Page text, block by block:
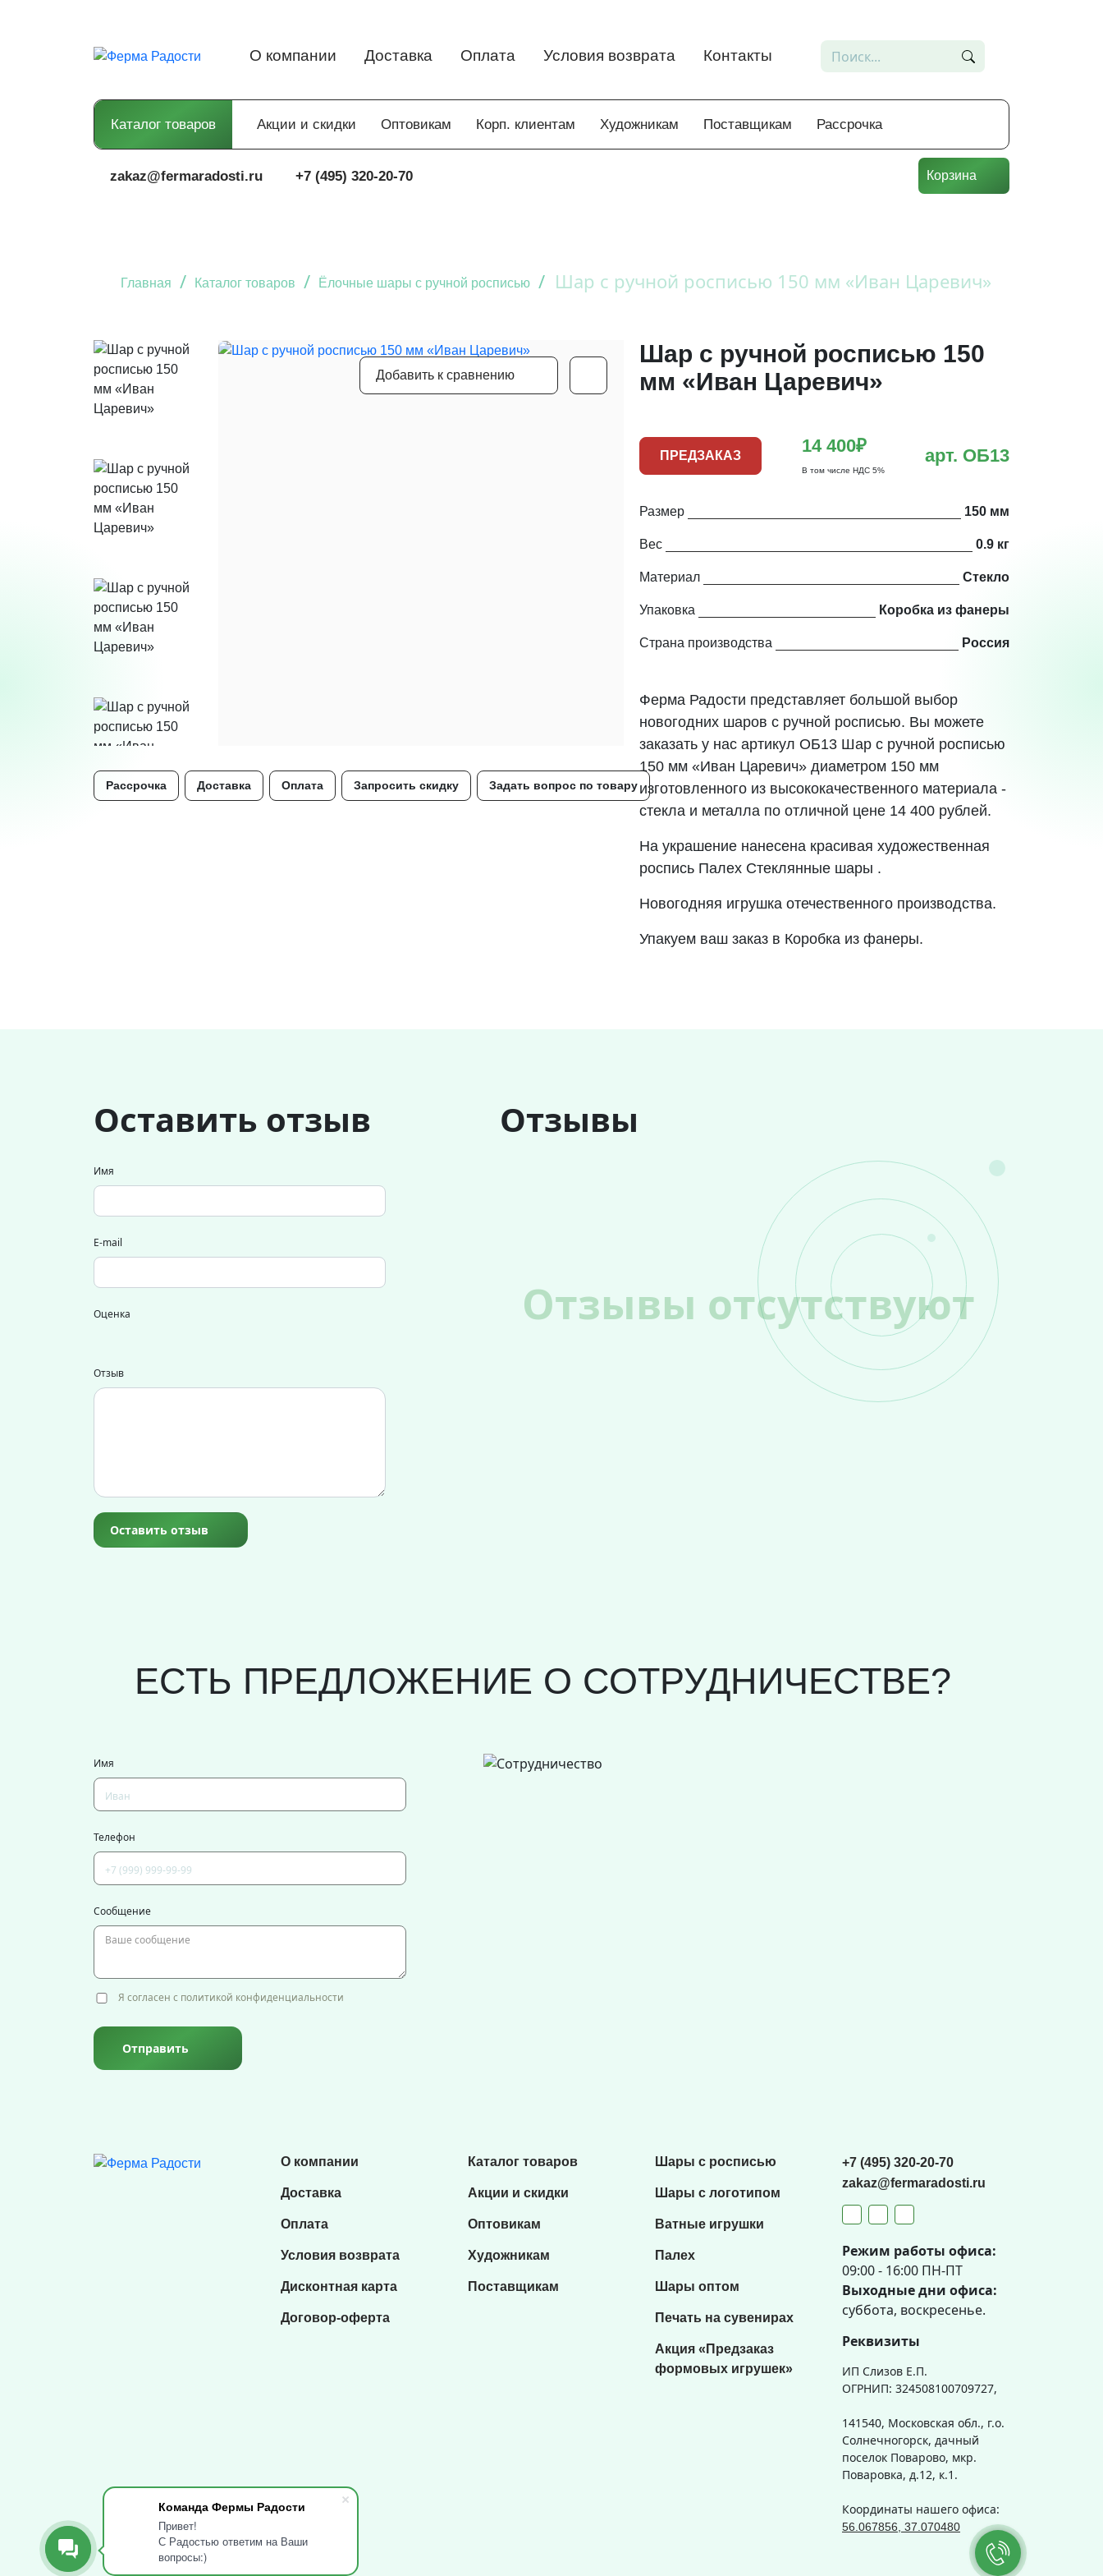
Команда Фермы Радости
Привет!
С Радостью ответим на Ваши
вопросы:)
О компании Доставка Оплата Условия возврата Контакты
Каталог товаров Акции и скидки Оптовикам Корп. клиентам Художникам Поставщикам Рассрочка
zakaz@fermaradosti.ru +7 (495) 320-20-70 Корзина
Главная / Каталог товаров / Ёлочные шары с ручной росписью / Шар с ручной росписью 150 мм «Иван Царевич»
Добавить к сравнению
Рассрочка Доставка Оплата Запросить скидку Задать вопрос по товару
Шар с ручной росписью 150
мм «Иван Царевич»
ПРЕДЗАКАЗ 14 400₽
В том числе НДС 5%
арт. ОБ13
Размер 150 мм
Вес 0.9 кг
Материал Стекло
Упаковка Коробка из фанеры
Страна производства Россия
Ферма Радости представляет большой выбор
новогодних шаров с ручной росписью. Вы можете
заказать у нас артикул ОБ13 Шар с ручной росписью
150 мм «Иван Царевич» диаметром 150 мм
изготовленного из высококачественного материала -
стекла и металла по отличной цене 14 400 рублей.
На украшение нанесена красивая художественная
роспись Палех Стеклянные шары .
Новогодняя игрушка отечественного производства.
Упакуем ваш заказ в Коробка из фанеры.
Оставить отзыв
Имя
E-mail
Оценка
Отзыв
Оставить отзыв
Отзывы
Отзывы отсутствуют
ЕСТЬ ПРЕДЛОЖЕНИЕ О СОТРУДНИЧЕСТВЕ?
Имя
Телефон
Сообщение
Я согласен с политикой конфиденциальности
Отправить
О компании
Доставка
Оплата
Условия возврата
Дисконтная карта
Договор-оферта
Каталог товаров
Акции и скидки
Оптовикам
Художникам
Поставщикам
Шары с росписью
Шары с логотипом
Ватные игрушки
Палех
Шары оптом
Печать на сувенирах
Акция «Предзаказ
формовых игрушек»
+7 (495) 320-20-70
zakaz@fermaradosti.ru
Режим работы офиса:
09:00 - 16:00 ПН-ПТ
Выходные дни офиса:
суббота, воскресенье.
Реквизиты
ИП Слизов Е.П.
ОГРНИП: 324508100709727,
141540, Московская обл., г.о.
Солнечногорск, дачный
поселок Поварово, мкр.
Поваровка, д.12, к.1.
Координаты нашего офиса:
56.067856, 37.070480